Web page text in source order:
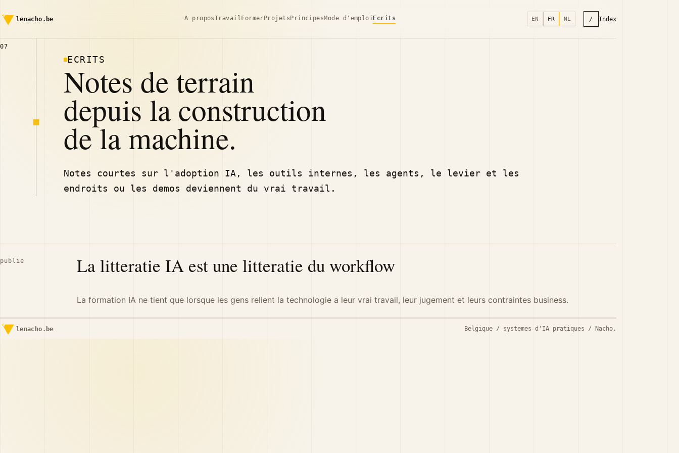
lenacho.be A proposTravail Former Projets PrincipesMode d'emploiEcrits EN FR NL / Index
07
ECRITS
Notes de terrain
depuis la construction
de la machine.
Notes courtes sur l'adoption IA, les outils internes, les agents, le levier et les
endroits ou les demos deviennent du vrai travail.
publie La litteratie IA est une litteratie du workflow
La formation IA ne tient que lorsque les gens relient la technologie a leur vrai travail, leur jugement et leurs contraintes business.
lenacho.be Belgique / systemes d'IA pratiques / Nacho.